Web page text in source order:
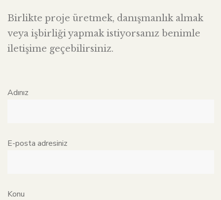
Birlikte proje üretmek, danışmanlık almak
veya işbirliği yapmak istiyorsanız benimle
iletişime geçebilirsiniz.
Adınız
E-posta adresiniz
Konu